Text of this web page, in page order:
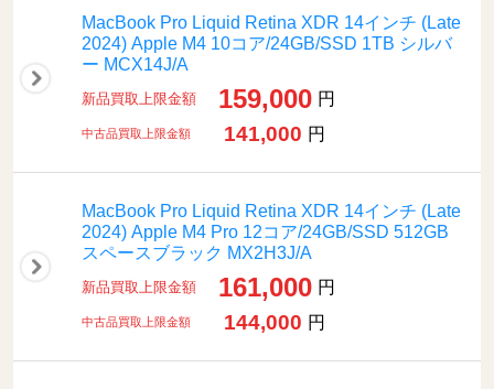
MacBook Pro Liquid Retina XDR 14インチ (Late
2024) Apple M4 10コア/24GB/SSD 1TB シルバ
ー MCX14J/A
新品買取上限金額 159,000 円
中古品買取上限金額 141,000 円
MacBook Pro Liquid Retina XDR 14インチ (Late
2024) Apple M4 Pro 12コア/24GB/SSD 512GB
スペースブラック MX2H3J/A
新品買取上限金額 161,000 円
中古品買取上限金額 144,000 円